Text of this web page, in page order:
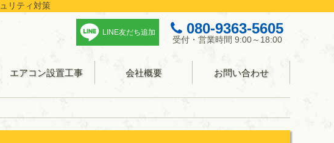
リティ対策
LINE友だち追加 080-9363-5605
受付・営業時間 9:00～18:00
エアコン設置工事 会社概要 お問い合わせ